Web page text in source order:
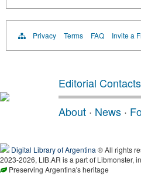
Privacy Terms FAQ Invite a
Editorial Contacts
About · News ·
Digital Library of Argentina ® All rights
2023-2026, LIB.AR is a part of Libmonster,
Preserving Argentina's heritage